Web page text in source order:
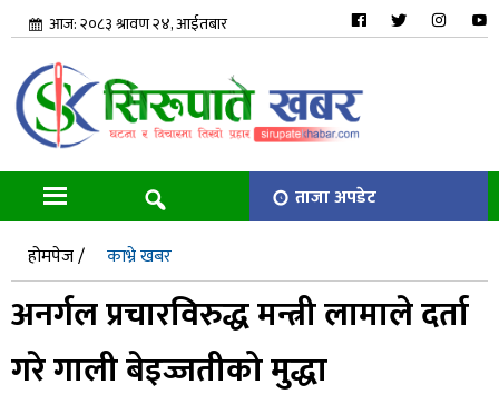
आज: २०८३ श्रावण २४, आईतबार
ताजा अपडेट
होमपेज /
काभ्रे खबर
अनर्गल प्रचारविरुद्ध मन्त्री लामाले दर्ता
गरे गाली बेइज्जतीको मुद्धा